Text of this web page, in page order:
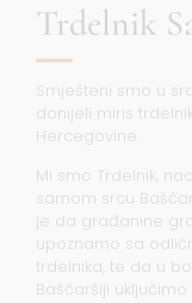
Trdelnik
Smješteni smo u
donijeli miris
Hercegovine.
Mi smo Trdelnik,
samom srcu
je da građanine
upoznamo sa
trdelnika, te da u
Baščaršiji